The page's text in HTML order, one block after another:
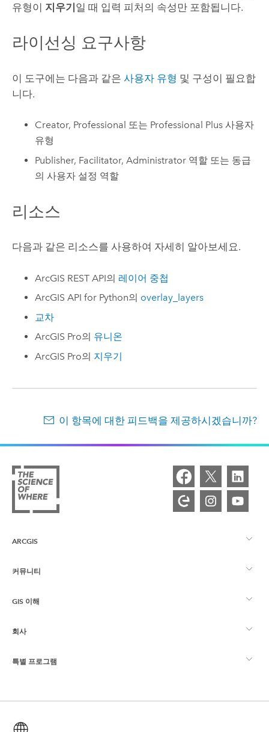
유형이 지우기일 때 입력 피처의 속성만 포함됩니다.
라이선싱 요구사항
이 도구에는 다음과 같은 사용자 유형 및 구성이 필요합
니다.
Creator, Professional 또는 Professional Plus 사용자
유형
Publisher, Facilitator, Administrator 역할 또는 동급
의 사용자 설정 역할
리소스
다음과 같은 리소스를 사용하여 자세히 알아보세요.
ArcGIS REST API의 레이어 중첩
ArcGIS API for Python의 overlay_layers
교차
ArcGIS Pro의 유니온
ArcGIS Pro의 지우기
이 항목에 대한 피드백을 제공하시겠습니까?
ARCGIS
ArcGIS Overview
커뮤니티
Esri 커뮤니티
ArcGIS Blog
GIS 이해
GIS란?
로케이션 인텔리전스
교육
회사
Esri 정보
특별 프로그램
ArcGIS for Student Use